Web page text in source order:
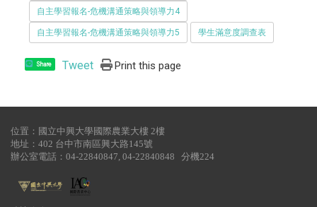
自主學習報名-危機溝通策略與領導力4
自主學習報名-危機溝通策略與領導力5 學生滿意度調查表
Share Tweet Print this page
位置：國立中興大學國際農業大樓 2樓
地址：402 台中市南區興大路145號
辦公室電話：04-22840847, 04-22840848 分機224